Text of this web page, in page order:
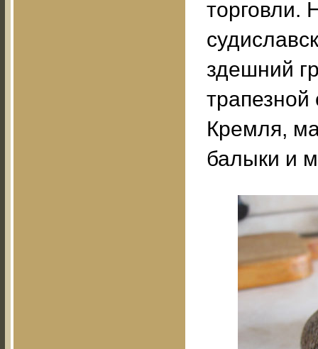
торговли.
здешний
трапезной
Кремля,
балыки и